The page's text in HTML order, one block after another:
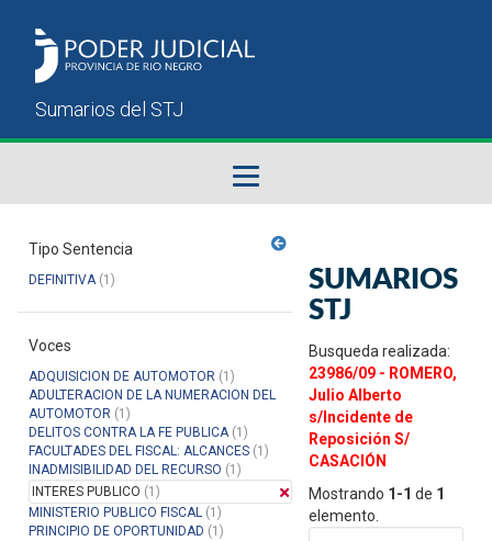
Sumarios del STJ
Manual del Usuario
Tipo Sentencia
DEFINITIVA(1)
Voces
ADQUISICION DE AUTOMOTOR (1)
ADULTERACION DE LA NUMERACION DEL
AUTOMOTOR (1)
DELITOS CONTRA LA FE PUBLICA(1)
FACULTADES DEL FISCAL: ALCANCES (1)
INADMISIBILIDAD DEL RECURSO (1)
INTERES PUBLICO (1)
MINISTERIO PUBLICO FISCAL (1)
PRINCIPIO DE OPORTUNIDAD (1)
SUMARIOS
STJ
Busqueda realizada:
23986/09 - ROMERO,
Julio Alberto
s/Incidente de
Reposición S/
CASACIÓN
Mostrando 1-1 de 1
elemento.